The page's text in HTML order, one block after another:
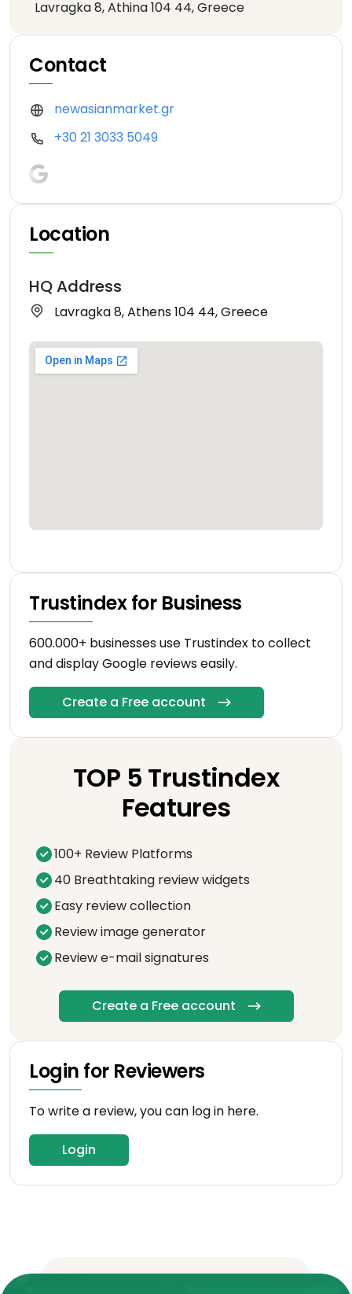
Lavragka 8, Athina 104 44, Greece
Contact
newasianmarket.gr
+30 21 3033 5049
Location
HQ Address
Lavragka 8, Athens 104 44, Greece
Trustindex for Business
600.000+ businesses use Trustindex to collect
and display Google reviews easily.
Create a Free account
TOP 5 Trustindex
Features
100+ Review Platforms
40 Breathtaking review widgets
Easy review collection
Review image generator
Review e-mail signatures
Create a Free account
Login for Reviewers
To write a review, you can log in here.
Login